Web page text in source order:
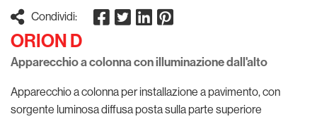
Condividi:
ORION D
Apparecchio a colonna con illuminazione dall'alto
Apparecchio a colonna per installazione a pavimento, con
sorgente luminosa diffusa posta sulla parte superiore